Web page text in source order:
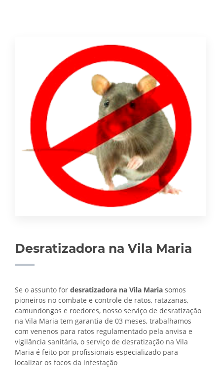
Desratizadora na Vila Maria
Se o assunto for desratizadora na Vila Maria somos
pioneiros no combate e controle de ratos, ratazanas,
camundongos e roedores, nosso serviço de desratização
na Vila Maria tem garantia de 03 meses, trabalhamos
com venenos para ratos regulamentado pela anvisa e
vigilância sanitária, o serviço de desratização na Vila
Maria é feito por profissionais especializado para
localizar os focos da infestação